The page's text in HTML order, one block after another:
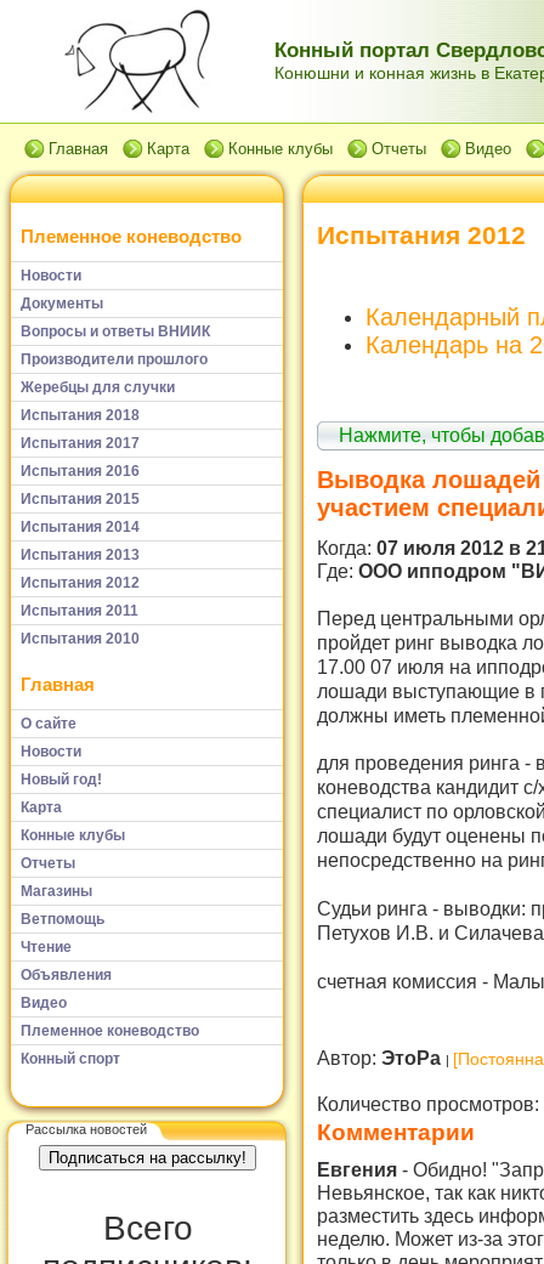
Конный портал
Конюшни и конная жизнь в
Главная Карта Конные клубы Отчеты Видео
Племенное коневодство
Новости
Документы
Вопросы и ответы ВНИИК
Производители прошлого
Жеребцы для случки
Испытания 2018
Испытания 2017
Испытания 2016
Испытания 2015
Испытания 2014
Испытания 2013
Испытания 2012
Испытания 2011
Испытания 2010
Главная
О сайте
Новости
Новый год!
Карта
Конные клубы
Отчеты
Магазины
Ветпомощь
Чтение
Объявления
Видео
Племенное коневодство
Конный спорт
Рассылка новостей
Всего
Испытания 2012
Календарный
Календарь на
Нажмите, чтобы
Выводка лошадей
участием
Когда: 07 июля 2012 в
Где: ООО ипподром
Перед центральными
пройдет ринг выводка
17.00 07 июля на
лошади выступающие в
должны иметь
для проведения ринга -
коневодства кандидит
специалист по
лошади будут оценены
непосредственно на
Судьи ринга - выводки:
Петухов И.В. и
счетная комиссия -
Автор: ЭтоРа
Количество просмотров:
Комментарии
Евгения - Обидно!
Невьянское, так как
разместить здесь
неделю. Может из-за